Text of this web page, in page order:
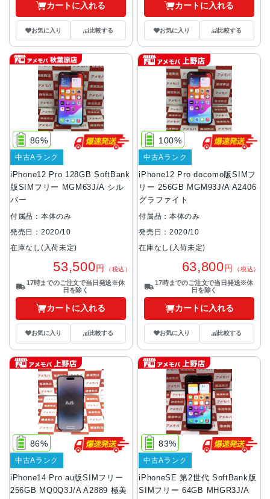
カートに入れる
お気に入り 比較する
カートに入れる
お気に入り 比較する
iPhone12 Pro 128GB SoftBank
版SIMフリー MGM63J/A シル
バー
86%
中古Aランク
付属品：本体のみ
発売日：2020/10
在庫なし(入荷未定)
53,500円 （税込）
17時までのご注文で当日発送※休
日を除く
カートに入れる
お気に入り 比較する
iPhone12 Pro docomo版SIMフ
リー 256GB MGM93J/A A2406
グラファイト
100%
中古Aランク
付属品：本体のみ
発売日：2020/10
在庫なし(入荷未定)
63,800円 （税込）
17時までのご注文で当日発送※休
日を除く
カートに入れる
お気に入り 比較する
iPhone14 Pro au版SIMフリー
256GB MQ0Q3J/A A2889 極美
86%
中古Aランク
iPhoneSE 第2世代 SoftBank版
SIMフリー 64GB MHGR3J/A
83%
中古Aランク